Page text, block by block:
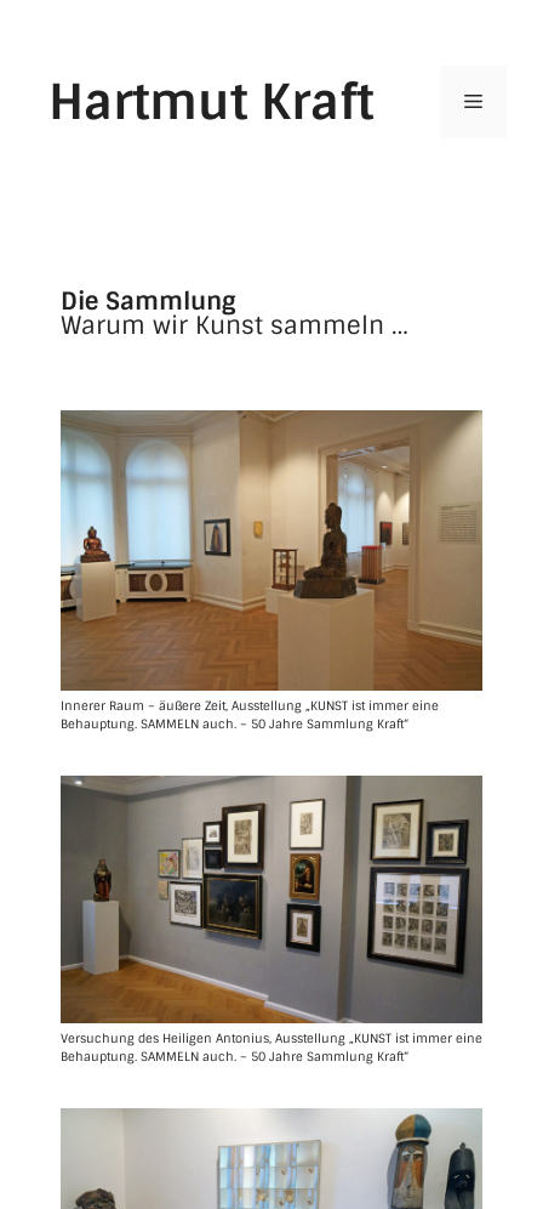
Hartmut Kraft
Die Sammlung
Warum wir Kunst sammeln …
Innerer Raum – äußere Zeit, Ausstellung „KUNST ist immer eine
Behauptung. SAMMELN auch. – 50 Jahre Sammlung Kraft“
Versuchung des Heiligen Antonius, Ausstellung „KUNST ist immer eine
Behauptung. SAMMELN auch. – 50 Jahre Sammlung Kraft“